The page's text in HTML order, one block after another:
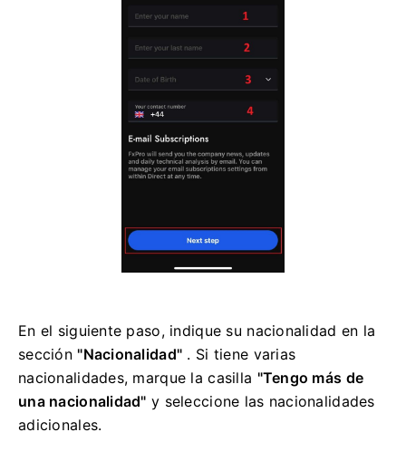
En el siguiente paso, indique su nacionalidad en la
sección "Nacionalidad" . Si tiene varias
nacionalidades, marque la casilla "Tengo más de
una nacionalidad" y seleccione las nacionalidades
adicionales.